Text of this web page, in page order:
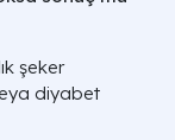
şeker
diyabet